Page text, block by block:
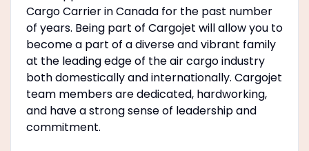
Cargo Carrier in Canada for the past number
of years. Being part of Cargojet will allow you to
become a part of a diverse and vibrant family
at the leading edge of the air cargo industry
both domestically and internationally. Cargojet
team members are dedicated, hardworking,
and have a strong sense of leadership and
commitment.